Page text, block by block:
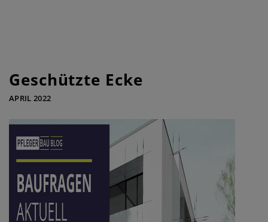
Geschützte Ecke
APRIL 2022